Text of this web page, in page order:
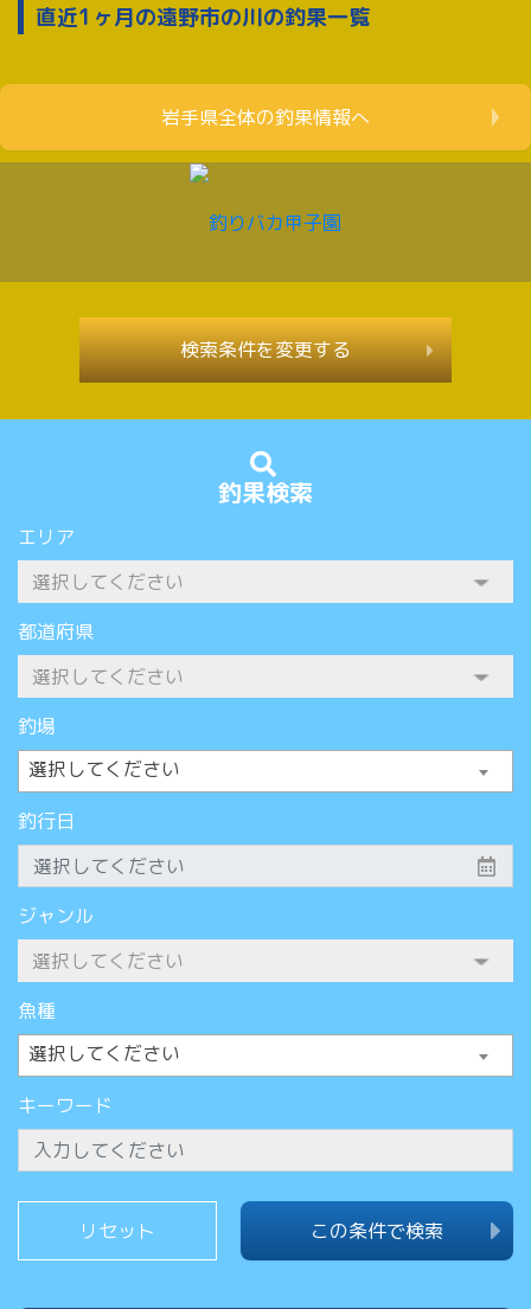
釣果検索
エリア
都道府県
釣場
選択してください
釣行日
ジャンル
魚種
選択してください
キーワード
この条件で検索
直近1ヶ月の遠野市の川の釣果一覧
岩手県全体の釣果情報へ
検索条件を変更する